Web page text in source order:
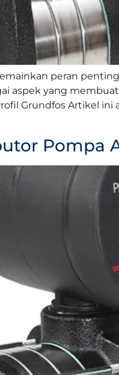
peran
aspek yang
Grundfos Artikel
Pompa